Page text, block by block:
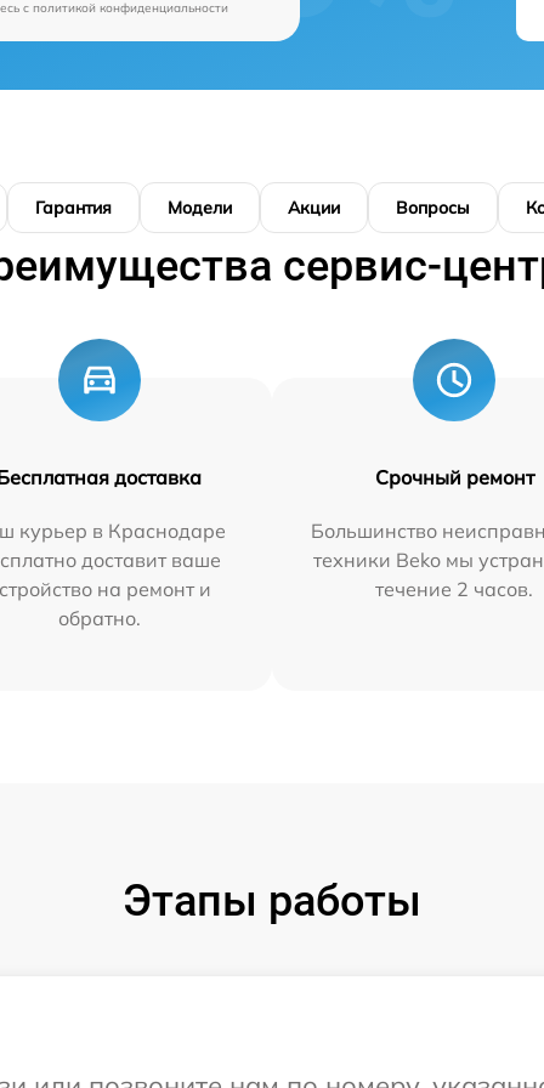
c политикой конфиденциальности
Гарантия Модели Акции Вопросы
сервис-
доставка
курьер в Краснодаре
доставит ваше
на ремонт и
обратно.
Срочный ремонт
Большинство
техники Beko мы
течение 2 часов.
Этапы работы